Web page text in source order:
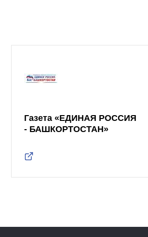
Газета «ЕДИНАЯ РОССИЯ
- БАШКОРТОСТАН»